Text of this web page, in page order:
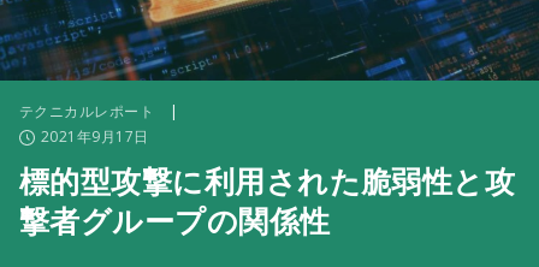
テクニカルレポート
|
2021年9月17日
標的型攻撃に利用された脆弱性と攻
撃者グループの関係性